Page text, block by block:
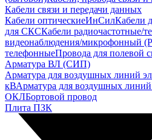
Кабели связи и передачи данных
Кабели оптическиеИнСилКабели
для СКСКабели радиочастотные/
видеонаблюдения/микрофонный
телефонныеПровода для полевой
Арматура ВЛ (СИП)
Арматура для воздушных линий
кВАрматура для воздушных линий
ОКЛБортовой провод
Плита ПЗК